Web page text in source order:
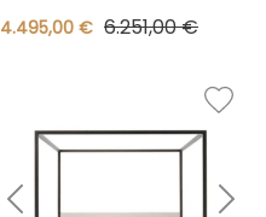
Lattenrost
4.495,00 € 6.251,00 €